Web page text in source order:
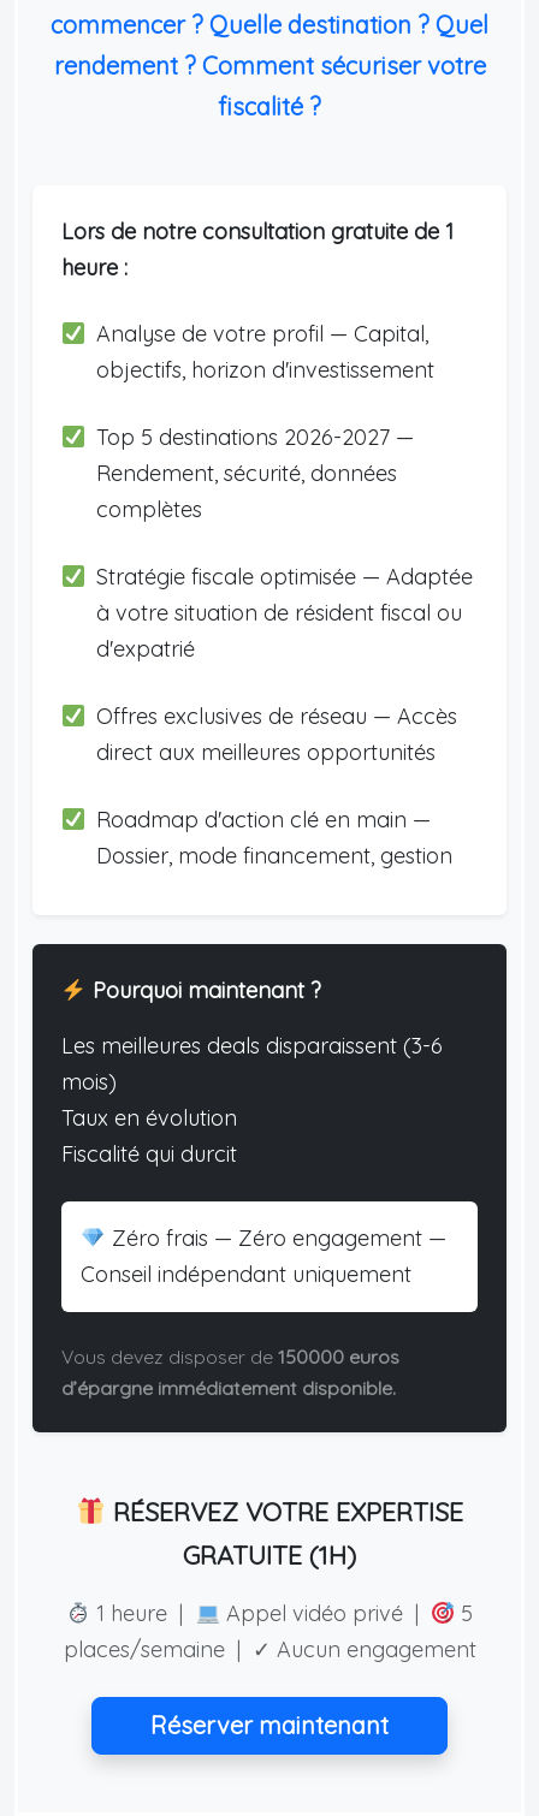
commencer ? Quelle destination ? Quel
rendement ? Comment sécuriser votre
fiscalité ?
Lors de notre consultation gratuite de 1
heure :
Analyse de votre profil — Capital,
objectifs, horizon d'investissement
Top 5 destinations 2026-2027 —
Rendement, sécurité, données
complètes
Stratégie fiscale optimisée — Adaptée
à votre situation de résident fiscal ou
d'expatrié
Offres exclusives de réseau — Accès
direct aux meilleures opportunités
Roadmap d'action clé en main —
Dossier, mode financement, gestion
Pourquoi maintenant ?
Les meilleures deals disparaissent (3-6
mois)
Taux en évolution
Fiscalité qui durcit
Zéro frais — Zéro engagement —
Conseil indépendant uniquement
Vous devez disposer de 150000 euros
d’épargne immédiatement disponible.
RÉSERVEZ VOTRE EXPERTISE
GRATUITE (1H)
1 heure | Appel vidéo privé |
5
places/semaine | ✓ Aucun engagement
Réserver maintenant